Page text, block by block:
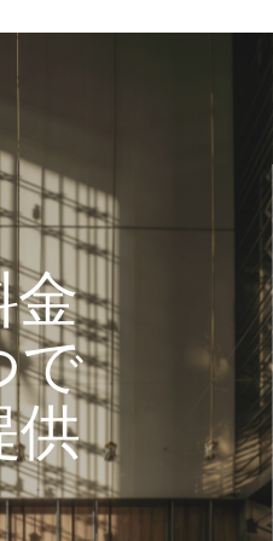
ク ディスカバ
ージに戻る
金
で
供